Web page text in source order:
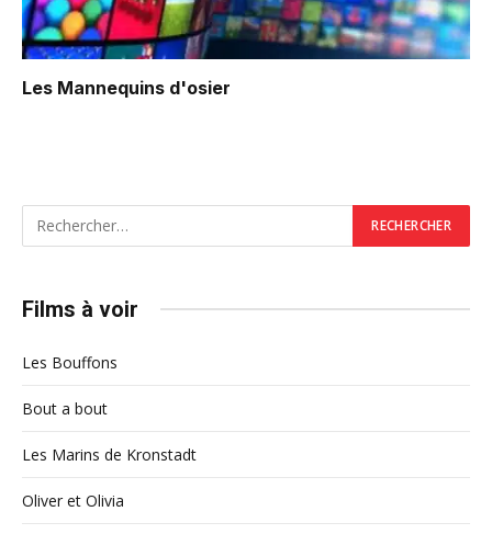
Les Mannequins d'osier
Films à voir
Les Bouffons
Bout a bout
Les Marins de Kronstadt
Oliver et Olivia